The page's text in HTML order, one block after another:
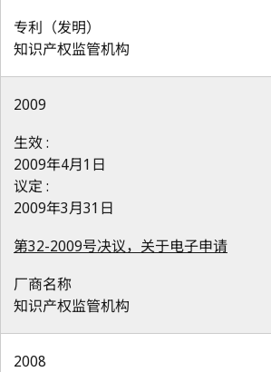
专利（发明）
知识产权监管机构
2009
生效 :
2009年4月1日
议定 :
2009年3月31日
第32-2009号决议，关于电子申请
厂商名称
知识产权监管机构
2008